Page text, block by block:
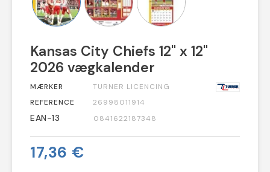
Kansas City Chiefs 12" x 12"
2026 vægkalender
MÆRKER
TURNER LICENCING
REFERENCE
26998011914
EAN-13 0841622187348
17,36 €